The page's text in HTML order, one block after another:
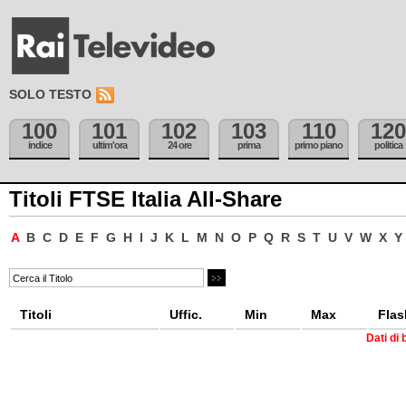
SOLO TESTO
100
indice
101
ultim'ora
102
24 ore
103
prima
110
primo piano
120
politica
Titoli FTSE Italia All-Share
A B C D E F G H I J K L M N O P Q R S T U V W X Y
Titoli Uffic. Min Max
Dati di